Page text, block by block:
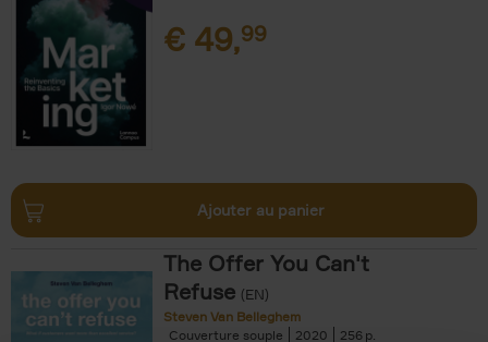
€ 49,99
Ajouter au panier
The Offer You Can't
Refuse (EN)
Steven Van Belleghem
Couverture souple
2020 256